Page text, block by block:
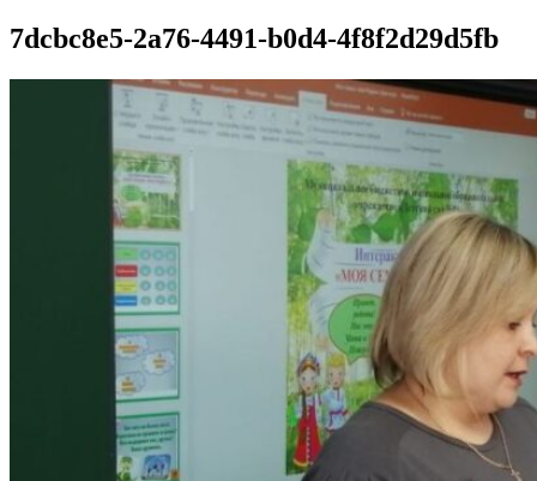
7dcbc8e5-2a76-4491-b0d4-4f8f2d29d5fb